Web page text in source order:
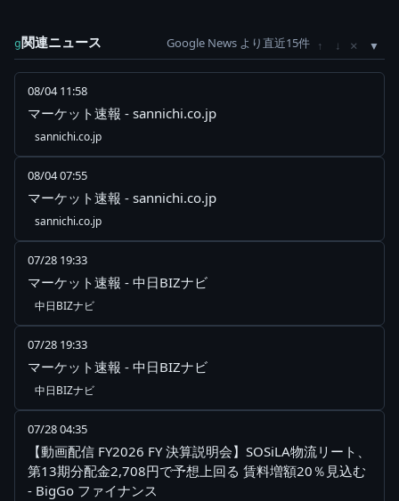
g関連ニュース Google News より直近15件 ↑ ↓ ×
08/04 11:58
マーケット速報 - sannichi.co.jp
sannichi.co.jp
08/04 07:55
マーケット速報 - sannichi.co.jp
sannichi.co.jp
07/28 19:33
マーケット速報 - 中日BIZナビ
中日BIZナビ
07/28 19:33
マーケット速報 - 中日BIZナビ
中日BIZナビ
07/28 04:35
【動画配信 FY2026 FY 決算説明会】SOSiLA物流リート、
第13期分配金2,708円で予想上回る 賃料増額20％見込む
- BigGo ファイナンス